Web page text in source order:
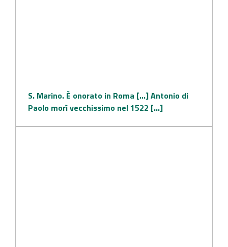
S. Marino. È onorato in Roma [...] Antonio di
Paolo morì vecchissimo nel 1522 [...]